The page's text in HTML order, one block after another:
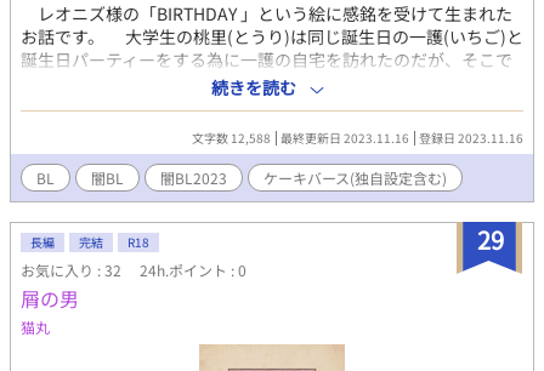
レオニズ様の「BIRTHDAY 」という絵に感銘を受けて生まれた
お話です。 大学生の桃里(とうり)は同じ誕生日の一護(いちご)と
誕生日パーティーをする為に一護の自宅を訪れたのだが、そこで
異様な光景があって、室内にはバースディケーキと、イチゴのか
ぶりものをした全裸の男3人がいて… ＊ケーキバース設定、
闇、リバ、3人の絡み注意
続きを読む
文字数 12,588 最終更新日 2023.11.16 登録日 2023.11.16
BL 闇BL 闇BL2023 ケーキバース(独自設定含む)
29
長編 完結 R18
お気に入り : 32 24h.ポイント : 0
屑の男
猫丸